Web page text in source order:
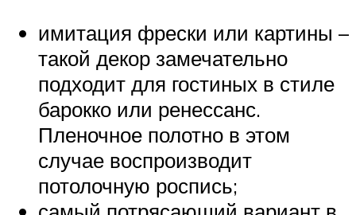
имитация фрески или картины –
такой декор замечательно
подходит для гостиных в стиле
барокко или ренессанс.
Пленочное полотно в этом
случае воспроизводит
потолочную роспись;